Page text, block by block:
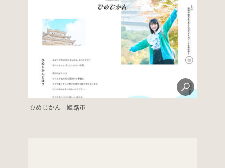
ひめじかん｜姫路市